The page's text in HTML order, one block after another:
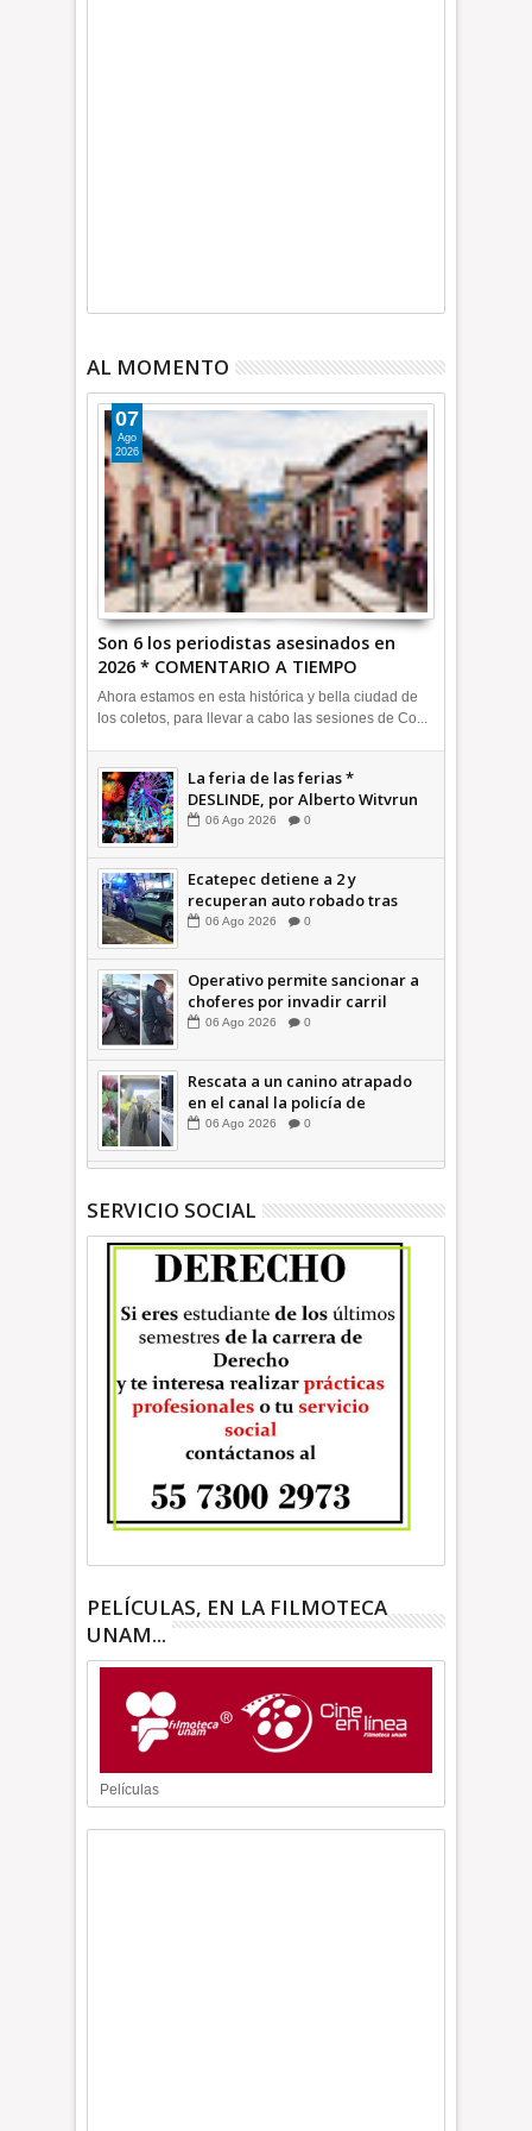
AL MOMENTO
Son 6 los periodistas asesinados en
2026 * COMENTARIO A TIEMPO
07
Ago
2026
Ahora estamos en esta histórica y bella ciudad de
los coletos, para llevar a cabo las sesiones de Co...
La feria de las ferias *
DESLINDE, por Alberto Witvrun
06 Ago 2026 0
Ecatepec detiene a 2 y
recuperan auto robado tras
operativo con Tecámac +Video
06 Ago 2026 0
Operativo permite sancionar a
choferes por invadir carril
confinado: Ecatepec +Video |
06 Ago 2026 0
Rescata a un canino atrapado
en el canal la policía de
Ecatepec INFORMATIVA
06 Ago 2026 0
SERVICIO SOCIAL
PELÍCULAS, EN LA FILMOTECA
UNAM...
Películas